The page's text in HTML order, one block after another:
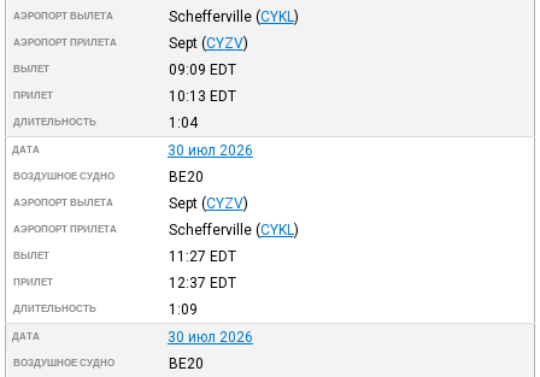
АЭРОПОРТ ВЫЛЕТА Schefferville (CYKL )
АЭРОПОРТ ПРИЛЕТА Sept (CYZV)
ВЫЛЕТ 09:09 EDT
ПРИЛЕТ 10:13 EDT
ДЛИТЕЛЬНОСТЬ 1:04
ДАТА 30 июл 2026
ВОЗДУШНОЕ СУДНО BE20
АЭРОПОРТ ВЫЛЕТА Sept (CYZV)
АЭРОПОРТ ПРИЛЕТА Schefferville (CYKL )
ВЫЛЕТ 11:27 EDT
ПРИЛЕТ 12:37 EDT
ДЛИТЕЛЬНОСТЬ 1:09
ДАТА 30 июл 2026
ВОЗДУШНОЕ СУДНО BE20